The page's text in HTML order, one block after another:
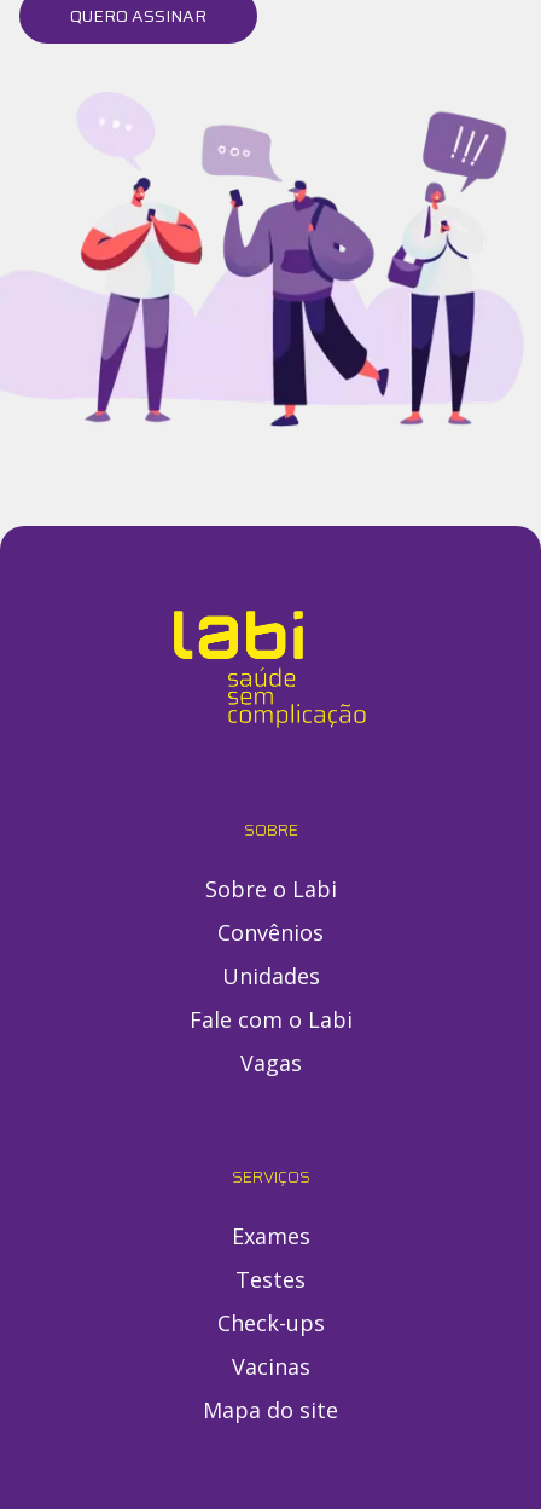
QUERO ASSINAR
SOBRE
Sobre o Labi
Convênios
Unidades
Fale com o Labi
Vagas
SERVIÇOS
Exames
Testes
Check-ups
Vacinas
Mapa do site